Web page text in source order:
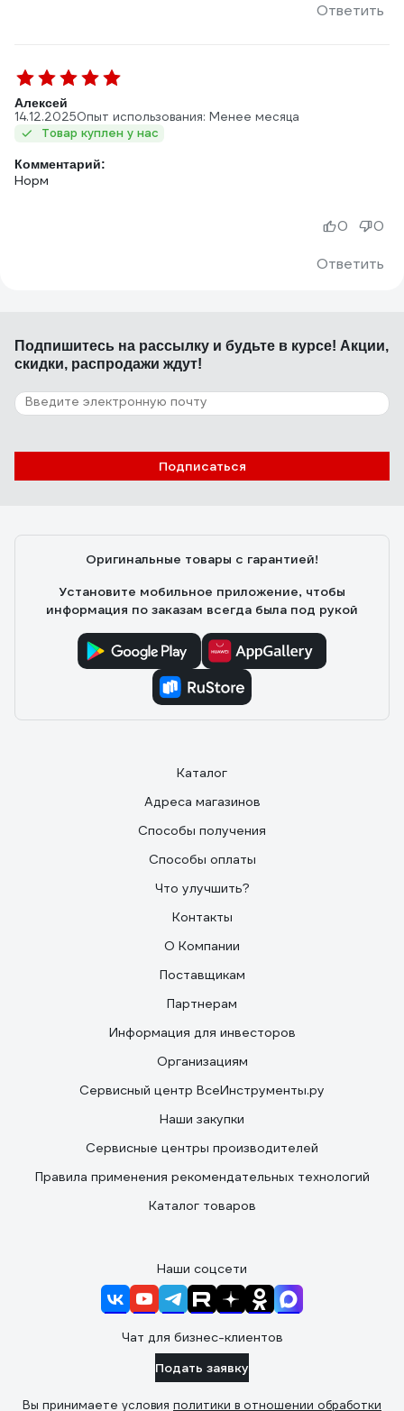
Ответить
Алексей
14.12.2025Опыт использования: Менее месяца
Товар куплен у нас
Комментарий:
Норм
Ответить
0 0
Подпишитесь на рассылку и будьте в курсе! Акции,
скидки, распродажи ждут!
Подписаться
Оригинальные товары с гарантией!
Установите мобильное приложение, чтобы
информация по заказам всегда была под рукой
Каталог
Адреса магазинов
Способы получения
Способы оплаты
Что улучшить?
Контакты
О Компании
Поставщикам
Партнерам
Информация для инвесторов
Организациям
Сервисный центр ВсеИнструменты.ру
Наши закупки
Сервисные центры производителей
Правила применения рекомендательных технологий
Каталог товаров
Наши соцсети
Чат для бизнес-клиентов
Подать заявку
Вы принимаете условия политики в отношении обработки